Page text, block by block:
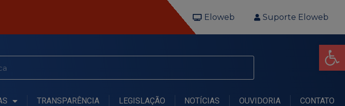
Eloweb Suporte Eloweb
TRANSPARÊNCIA LEGISLAÇÃO NOTÍCIAS OUVIDORIA CONTATO